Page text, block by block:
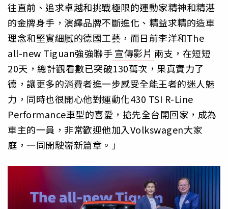
往直前、追求卓越和挑戰極限的運動家精神和精湛
的金牌身手，演繹品牌不斷進化、精益求精的造車
理念和堅實細膩的德國工藝，而日前李洋和The
all-new Tiguan強強聯手宣傳影片 兩支，在短短
20天，總計觀看數已突破130萬次，果真實力了
德，讓更多的消費者進一步感受全能王者的迷人魅
力，同時也很開心他對運動化430 TSI R-Line
Performance車型的喜愛，搶先全台開回家，成為
車主的一員，非常歡迎他加入Volkswagen大家
庭，一同開駛嶄新篇章。」